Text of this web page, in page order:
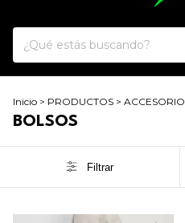
Inicio > PRODUCTOS >
BOLSOS
Filtrar